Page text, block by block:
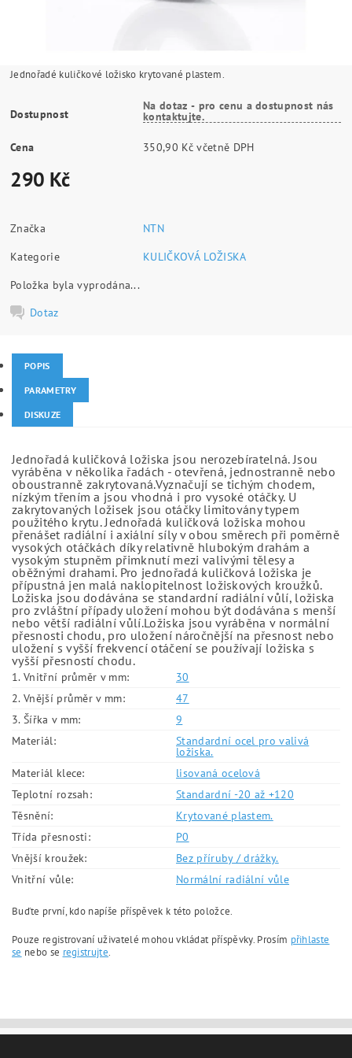
Jednořadé kuličkové ložisko krytované plastem.
Dostupnost
Na dotaz - pro cenu a dostupnost nás
kontaktujte.
Cena 350,90 Kč včetně DPH
290 Kč
Značka
NTN
Kategorie
KULIČKOVÁ LOŽISKA
Položka byla vyprodána...
Dotaz
POPIS
PARAMETRY
DISKUZE
Jednořadá kuličková ložiska jsou nerozebíratelná. Jsou
vyráběna v několika řadách - otevřená, jednostranně nebo
oboustranně zakrytovaná.Vyznačují se tichým chodem,
nízkým třením a jsou vhodná i pro vysoké otáčky. U
zakrytovaných ložisek jsou otáčky limitovány typem
použitého krytu. Jednořadá kuličková ložiska mohou
přenášet radiální i axiální síly v obou směrech při poměrně
vysokých otáčkách díky relativně hlubokým drahám a
vysokým stupněm přimknutí mezi valivými tělesy a
oběžnými drahami. Pro jednořadá kuličková ložiska je
přípustná jen malá naklopitelnost ložiskových kroužků.
Ložiska jsou dodávána se standardní radiální vůlí, ložiska
pro zvláštní případy uložení mohou být dodávána s menší
nebo větší radiální vůlí.Ložiska jsou vyráběna v normální
přesnosti chodu, pro uložení náročnější na přesnost nebo
uložení s vyšší frekvencí otáčení se používají ložiska s
vyšší přesností chodu.
1. Vnitřní průměr v mm:
30
2. Vnější průměr v mm:
47
3. Šířka v mm:
9
Materiál:
Standardní ocel pro valivá
ložiska.
Materiál klece:
lisovaná ocelová
Teplotní rozsah:
Standardní -20 až +120
Těsnění:
Krytované plastem.
Třída přesnosti:
P0
Vnější kroužek:
Bez příruby / drážky.
Vnitřní vůle:
Normální radiální vůle
Buďte první, kdo napíše příspěvek k této položce.
Pouze registrovaní uživatelé mohou vkládat příspěvky. Prosím přihlaste
se nebo se registrujte.